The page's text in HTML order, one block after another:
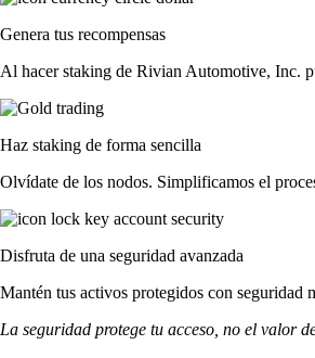
Genera tus recompensas
Al hacer staking de Rivian Automotive, Inc.
Haz staking de forma sencilla
Olvídate de los nodos. Simplificamos el
Disfruta de una seguridad avanzada
Mantén tus activos protegidos con seguridad
La seguridad protege tu acceso, no el valor